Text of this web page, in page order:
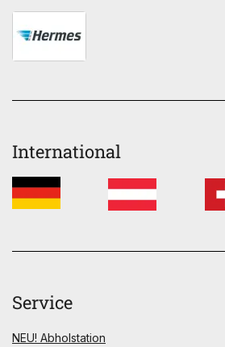
International
Service
NEU! Abholstation